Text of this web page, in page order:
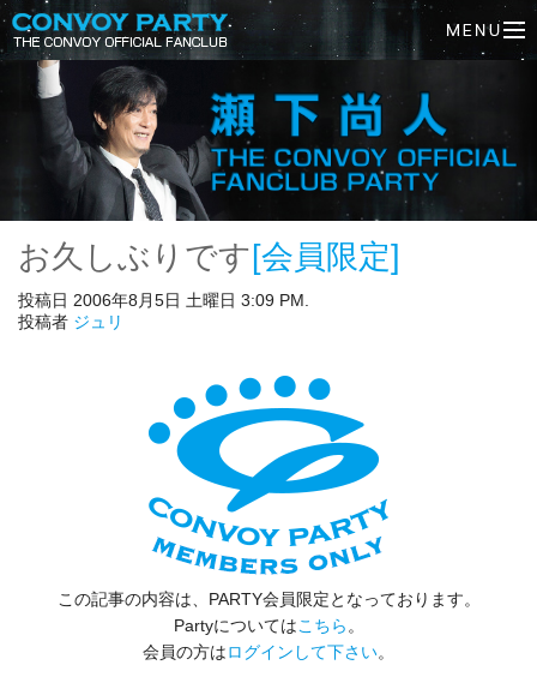
お久しぶりです [会員限定]
投稿日 2006年8月5日 土曜日 3:09 PM.
投稿者 ジュリ
この記事の内容は、PARTY会員限定となっております。
Partyについてはこちら 。
会員の方はログインして下さい。